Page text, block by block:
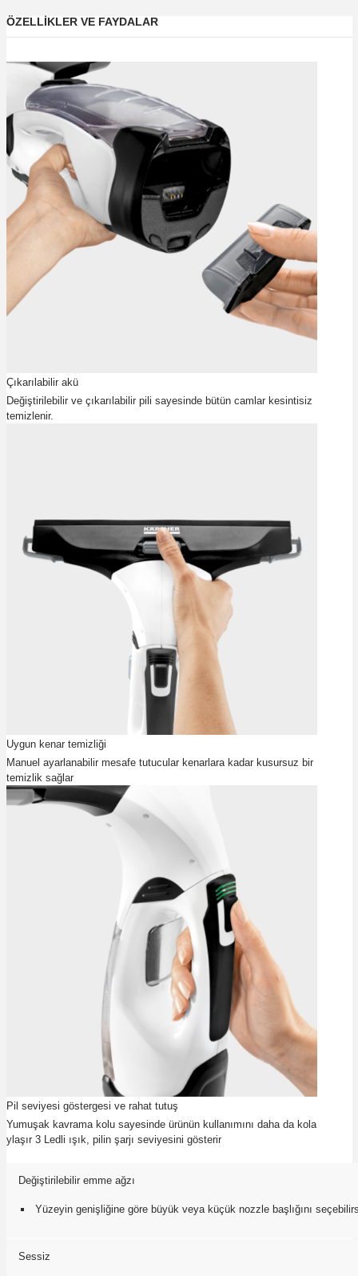
ÖZELLİKLER VE FAYDALAR
Çıkarılabilir akü
Değiştirilebilir ve çıkarılabilir pili sayesinde bütün camlar kesintisiz
temizlenir.
Uygun kenar temizliği
Manuel ayarlanabilir mesafe tutucular kenarlara kadar kusursuz bir
temizlik sağlar
Pil seviyesi göstergesi ve rahat tutuş
Yumuşak kavrama kolu sayesinde ürünün kullanımını daha da kola
ylaşır 3 Ledli ışık, pilin şarjı seviyesini gösterir
Değiştirilebilir emme ağzı
Yüzeyin genişliğine göre büyük veya küçük nozzle başlığını
Sessiz